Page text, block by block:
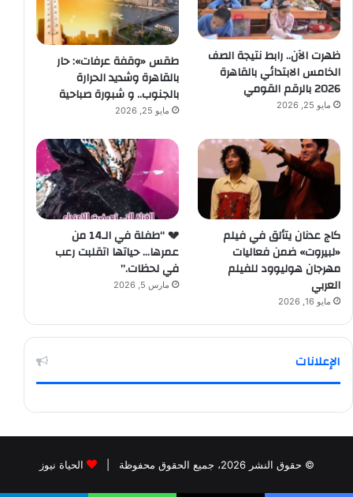
ظهرت الآن.. رابط نتيجة الصف
الخامس الابتدائي بالقاهرة
2026 بالرقم القومي
مايو 25, 2026
طقس «وقفة عرفات»: حار
بالقاهرة وشديد الحرارة
بالجنوب.. و شبورة صباحية
مايو 25, 2026
كاج عدنان يتألق في فيلم
«لبيروت» ضمن فعاليات
مهرجان هوليوود للفيلم
العربي
مايو 16, 2026
💔 “طفلة في الـ14 من
عمرها… حياتها اتقلبت رعب
في لحظات.”
مارس 5, 2026
الإعلانات
© حقوق النشر 2026، جميع الحقوق محفوظة | الحياة نيوز